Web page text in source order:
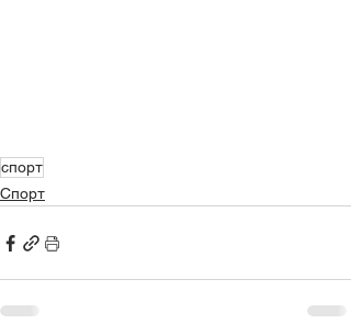
спорт
Спорт